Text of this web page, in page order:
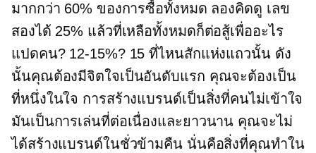
มากกว่า 60% ของการซื้อทั้งหมด ลองคิดดู เลข
สองได้ 25% แล้วที่เหลือทั้งหมดก็ต่อสู้เพื่ออะไร
แปดคน? 12-15%?15 ที่ไหนสักแห่งแถวนั้น ดัง
นั้นคุณต้องมีจิตใจเป็นอันดับแรก คุณจะต้องเป็น
ที่หนึ่งในใจ การสร้างแบรนด์เป็นสิ่งที่คนไม่เข้าใจ
มันเป็นการเล่นที่ต่อเนื่องและยาวนาน คุณจะไม่
ได้สร้างแบรนด์ในชั่วข้ามคืน นั่นคือสิ่งที่คุณทำใน